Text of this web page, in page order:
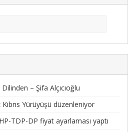
– Şifa Alçıcıoğlu
Yürüyüşü düzenleniyor
TDP-DP fiyat ayarlaması yaptı